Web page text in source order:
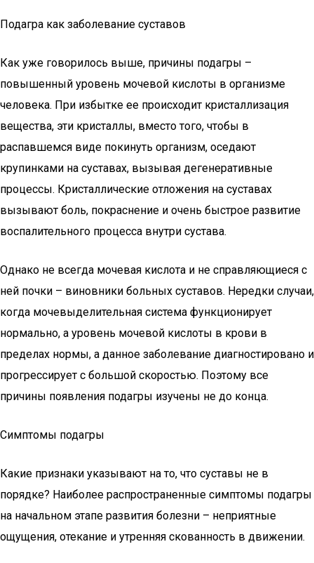
Подагра как заболевание суставов
Как уже говорилось выше, причины подагры –
повышенный уровень мочевой кислоты в организме
человека. При избытке ее происходит кристаллизация
вещества, эти кристаллы, вместо того, чтобы в
распавшемся виде покинуть организм, оседают
крупинками на суставах, вызывая дегенеративные
процессы. Кристаллические отложения на суставах
вызывают боль, покраснение и очень быстрое развитие
воспалительного процесса внутри сустава.
Однако не всегда мочевая кислота и не справляющиеся с
ней почки – виновники больных суставов. Нередки случаи,
когда мочевыделительная система функционирует
нормально, а уровень мочевой кислоты в крови в
пределах нормы, а данное заболевание диагностировано и
прогрессирует с большой скоростью. Поэтому все
причины появления подагры изучены не до конца.
Симптомы подагры
Какие признаки указывают на то, что суставы не в
порядке? Наиболее распространенные симптомы подагры
на начальном этапе развития болезни – неприятные
ощущения, отекание и утренняя скованность в движении.